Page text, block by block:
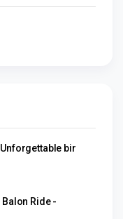
Unforgettable bir
Ride -